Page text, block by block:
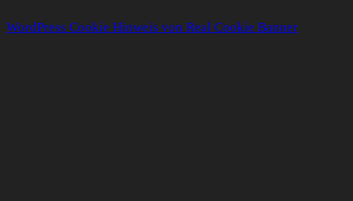
WordPress Cookie Hinweis von Real Cookie Banner